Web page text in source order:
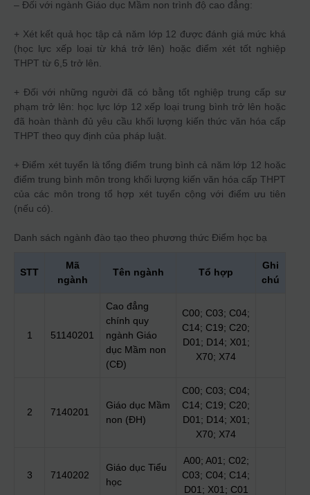
– Đối với ngành Giáo dục Mầm non trình độ cao đẳng:
+ Xét kết quả học tập cả năm lớp 12 được đánh giá mức khá
(học lực xếp loại từ khá trở lên) hoặc điểm xét tốt nghiệp
THPT từ 6,5 trở lên.
+ Đối với những người đã có bằng tốt nghiệp trung cấp sư
phạm trở lên: học lực lớp 12 xếp loại trung bình trở lên hoặc
đã hoàn thành đủ yêu cầu khối lượng kiến thức văn hóa cấp
THPT theo quy định của pháp luật.
+ Điểm xét tuyển là tổng điểm trung bình cả năm lớp 12 hoặc
điểm trung bình môn trong khối lượng kiến văn hóa cấp THPT
của các môn trong tổ hợp xét tuyển cộng với điểm ưu tiên
(nếu có).
Danh sách ngành đào tạo theo phương thức Điểm học bạ
STT
Mã
ngành
Tên ngành Tổ hợp
Ghi
chú
1 51140201
Cao đẳng
chính quy
ngành Giáo
dục Mầm non
(CĐ)
C00; C03; C04;
C14; C19; C20;
D01; D14; X01;
X70; X74
2 7140201
Giáo dục Mầm
non (ĐH)
C00; C03; C04;
C14; C19; C20;
D01; D14; X01;
X70; X74
3 7140202
Giáo dục Tiểu
học
A00; A01; C02;
C03; C04; C14;
D01; X01; C01